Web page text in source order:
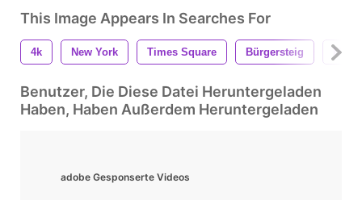
This Image Appears In Searches For
4k New York Times Square Bürgersteig
Benutzer, Die Diese Datei Heruntergeladen
Haben, Haben Außerdem Heruntergeladen
adobe Gesponserte Videos